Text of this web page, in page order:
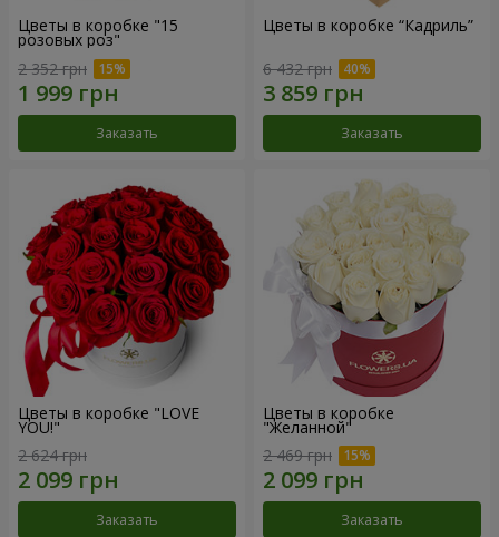
Цветы в коробке "15
розовых роз"
2 352 грн
Заказать
Цветы в коробке “Кадриль”
6 432 грн
Заказать
Цветы в коробке "LOVE
YOU!"
2 624 грн
Заказать
Цветы в коробке
"Желанной"
2 469 грн
Заказать